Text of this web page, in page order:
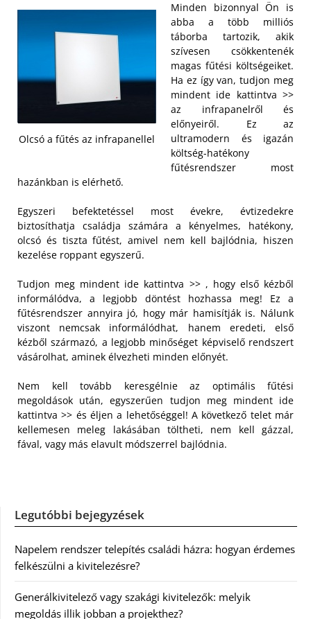
Olcsó a fűtés az infrapanellel
Minden bizonnyal Ön is
abba a több milliós
táborba tartozik, akik
szívesen csökkentenék
magas fűtési költségeiket.
Ha ez így van, tudjon meg
mindent ide kattintva >>
az infrapanelről és
előnyeiről. Ez az
ultramodern és igazán
költség-hatékony
fűtésrendszer most
hazánkban is elérhető.
Egyszeri befektetéssel most évekre, évtizedekre
biztosíthatja családja számára a kényelmes, hatékony,
olcsó és tiszta fűtést, amivel nem kell bajlódnia, hiszen
kezelése roppant egyszerű.
Tudjon meg mindent ide kattintva >> , hogy első kézből
informálódva, a legjobb döntést hozhassa meg! Ez a
fűtésrendszer annyira jó, hogy már hamisítják is. Nálunk
viszont nemcsak informálódhat, hanem eredeti, első
kézből származó, a legjobb minőséget képviselő rendszert
vásárolhat, aminek élvezheti minden előnyét.
Nem kell tovább keresgélnie az optimális fűtési
megoldások után, egyszerűen tudjon meg mindent ide
kattintva >> és éljen a lehetőséggel! A következő telet már
kellemesen meleg lakásában töltheti, nem kell gázzal,
fával, vagy más elavult módszerrel bajlódnia.
Legutóbbi bejegyzések
Napelem rendszer telepítés családi házra: hogyan érdemes
felkészülni a kivitelezésre?
Generálkivitelező vagy szakági kivitelezők: melyik
megoldás illik jobban a projekthez?